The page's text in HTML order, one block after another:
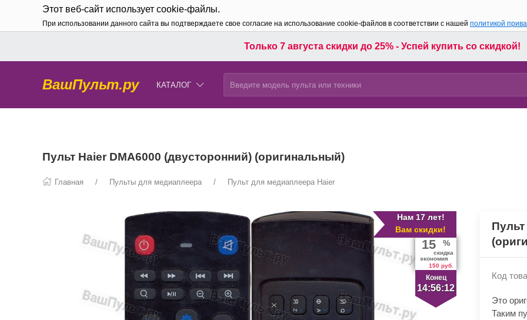
Этот веб-сайт использует cookie-файлы.
При использовании данного сайта вы подтверждаете свое согласие на использование cookie-файлов в соответствии с нашей политикой
Только 7 августа скидки до 25% - Успей купить со скидкой!
ВашПульт.ру КАТАЛОГ
Пульт Haier DMA6000 (двусторонний) (оригинальный)
Главная Пульты для медиаплеера Пульт для медиаплеера Haier
Нам 17 лет!
Вам скидки!
Конец
14:56:11
15 %
скидка
экономия
150 руб.
Код
Это
Таким